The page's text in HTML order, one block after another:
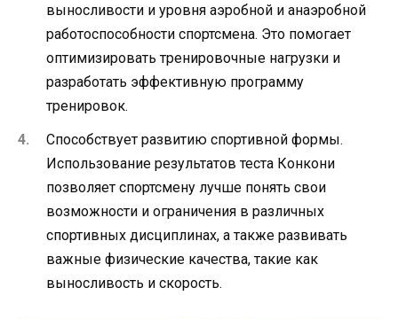
выносливости и уровня аэробной и анаэробной
работоспособности спортсмена. Это помогает
оптимизировать тренировочные нагрузки и
разработать эффективную программу
тренировок.
Способствует развитию спортивной формы.
Использование результатов теста Конкони
позволяет спортсмену лучше понять свои
возможности и ограничения в различных
спортивных дисциплинах, а также развивать
важные физические качества, такие как
выносливость и скорость.